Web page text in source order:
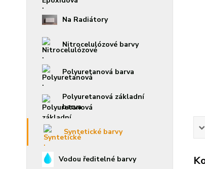
Na Radiátory
Nitrocelulózové barvy
Polyuretanová barva
Polyuretanová základní
barva
Syntetické barvy
Vodou ředitelné barvy